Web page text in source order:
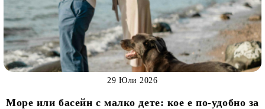
Море или басейн с малко дете: кое е по-удобно за
29 Юли 2026